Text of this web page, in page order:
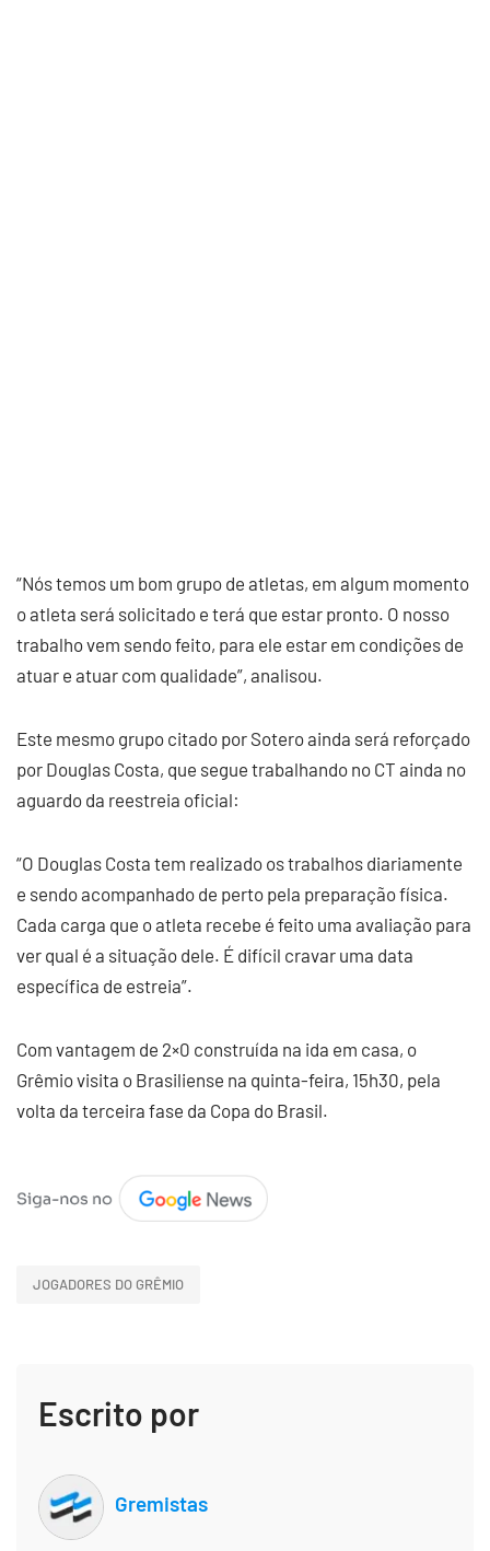
“Nós temos um bom grupo de atletas, em algum momento
o atleta será solicitado e terá que estar pronto. O nosso
trabalho vem sendo feito, para ele estar em condições de
atuar e atuar com qualidade”, analisou.
Este mesmo grupo citado por Sotero ainda será reforçado
por Douglas Costa, que segue trabalhando no CT ainda no
aguardo da reestreia oficial:
“O Douglas Costa tem realizado os trabalhos diariamente
e sendo acompanhado de perto pela preparação física.
Cada carga que o atleta recebe é feito uma avaliação para
ver qual é a situação dele. É difícil cravar uma data
específica de estreia”.
Com vantagem de 2×0 construída na ida em casa, o
Grêmio visita o Brasiliense na quinta-feira, 15h30, pela
volta da terceira fase da Copa do Brasil.
JOGADORES DO GRÊMIO
Escrito por
Gremistas